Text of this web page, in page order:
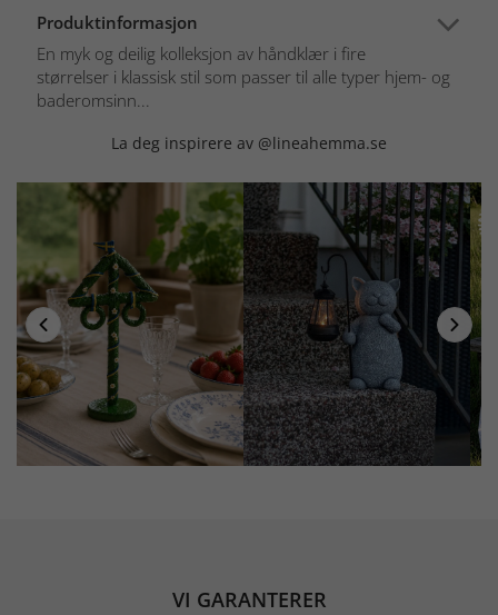
Produktinformasjon
En myk og deilig kolleksjon av håndklær i fire
størrelser i klassisk stil som passer til alle typer hjem- og
baderomsinn...
La deg inspirere av @lineahemma.se
VI GARANTERER